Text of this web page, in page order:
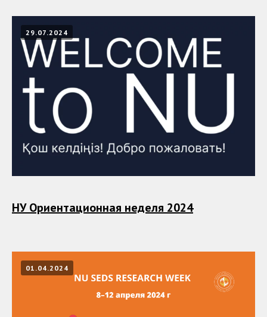
29.07.2024
НУ Ориентационная неделя 2024
01.04.2024